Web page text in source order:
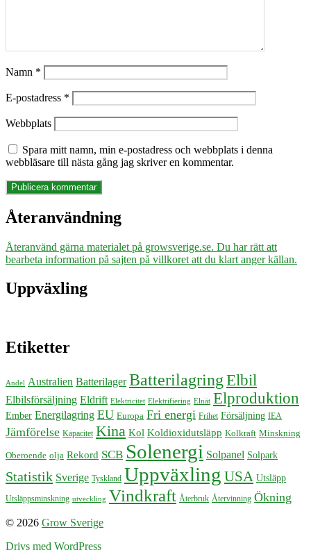
Namn *
E-postadress *
Webbplats
Spara mitt namn, min e-postadress och webbplats i denna
webbläsare till nästa gång jag skriver en kommentar.
Återanvändning
Återanvänd gärna materialet på growsverige.se. Du har rätt att
bearbeta information på sajten på villkoret att du klart anger källan.
Uppväxling
Etiketter
Andel Australien Batterilager BatterilagringElbil
Elbilsförsäljning Eldrift Elektricitet Elektrifiering Elnät Elproduktion
Ember Energilagring EU Europa Fri energi Frihet Försäljning IEA
Jämförelse Kapacitet Kina Kol Koldioxidutsläpp Kolkraft Minskning
Oberoende olja Rekord SCB Solenergi Solpanel Solpark
Statistik Sverige Tyskland Uppväxling USA Utsläpp
Utsläppsminskning utveckling Vindkraft Återbruk Återvinning Ökning
© 2026 Grow Sverige
Drivs med WordPress